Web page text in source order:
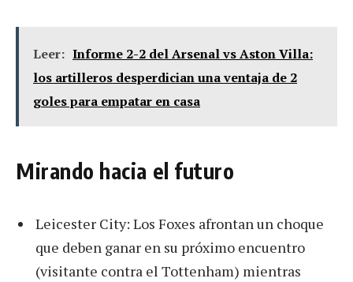
Leer: Informe 2-2 del Arsenal vs Aston Villa:
los artilleros desperdician una ventaja de 2
goles para empatar en casa
Mirando hacia el futuro
Leicester City: Los Foxes afrontan un choque
que deben ganar en su próximo encuentro
(visitante contra el Tottenham) mientras